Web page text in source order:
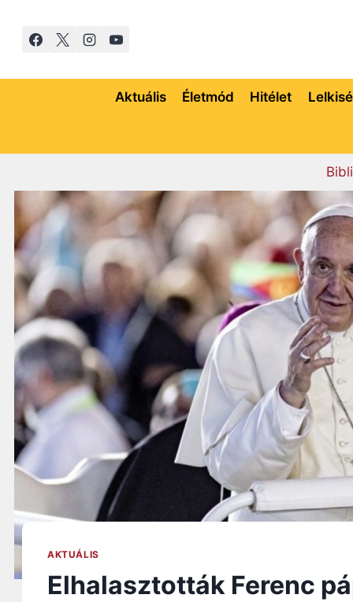
Aktuális Életmód Hitélet
AKTUÁLIS
Elhalasztották Ferenc